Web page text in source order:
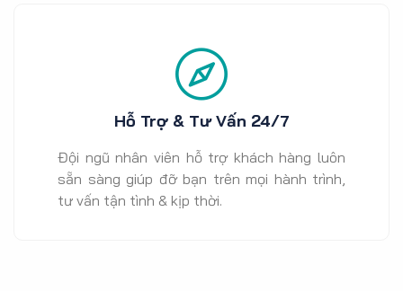
Hỗ Trợ & Tư Vấn 24/7
Đội ngũ nhân viên hỗ trợ khách hàng luôn
sẵn sàng giúp đỡ bạn trên mọi hành trình,
tư vấn tận tình & kịp thời.